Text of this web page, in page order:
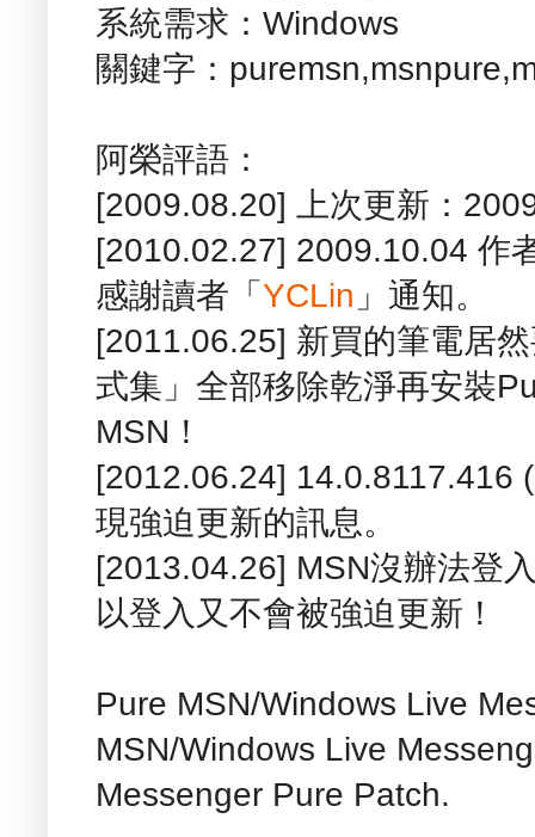
系統需求：Windows
關鍵字：
阿榮評語：
[2009.08.20] 上次更新：
[2010.02.27] 2009.10.04 作
感謝讀者「 YCLin 」通知。
[2011.06.25] 新買的筆電居
式集」全部移除乾淨再安裝
MSN！
[2012.06.24] 14.0.8117.416
現強迫更新的訊息。
[2013.04.26] MSN沒辦法登
以登入又不會被強迫更新！
Pure MSN/Windows Live
MSN/Windows Live
Messenger Pure Patch.